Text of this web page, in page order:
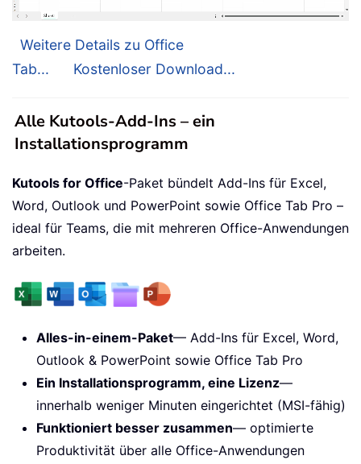
Weitere Details zu Office
Tab...
Kostenloser Download...
Alle Kutools-Add-Ins – ein
Installationsprogramm
Kutools for Office-Paket bündelt Add-Ins für Excel,
Word, Outlook und PowerPoint sowie Office Tab Pro –
ideal für Teams, die mit mehreren Office-Anwendungen
arbeiten.
Alles-in-einem-Paket— Add-Ins für Excel, Word,
Outlook & PowerPoint sowie Office Tab Pro
Ein Installationsprogramm, eine Lizenz—
innerhalb weniger Minuten eingerichtet (MSI-fähig)
Funktioniert besser zusammen— optimierte
Produktivität über alle Office-Anwendungen